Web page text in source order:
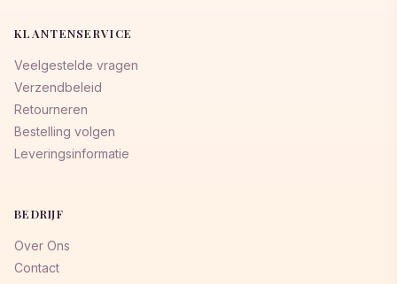
KLANTENSERVICE
Veelgestelde vragen
Verzendbeleid
Retourneren
Bestelling volgen
Leveringsinformatie
BEDRIJF
Over Ons
Contact